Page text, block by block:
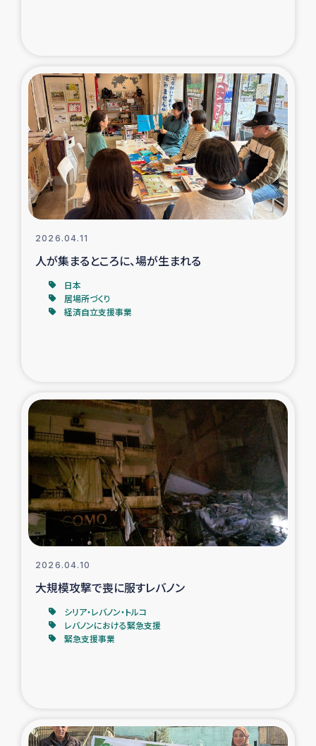
コーヒー生産者支援
アイナロ県マウベシ郡でのコーヒー畑改善事業
ベイルート大規模爆発被災者支援
女性の生計向上支援
アグロフォレストリー（カカオ）事業
2026.04.11
人が集まるところに、場が生まれる
日本
居場所づくり
経済自立支援事業
2026.04.10
大規模攻撃で喪に服すレバノン
シリア・レバノン・トルコ
レバノンにおける緊急支援
緊急支援事業